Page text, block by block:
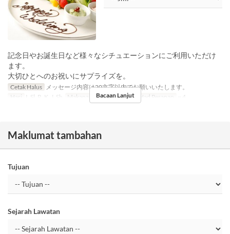
記念日やお誕生日など様々なシチュエーションにご利用いただけ
ます。
大切ひとへのお祝いにサプライズを。
Cetak Halus
メッセージ内容は20文字以内でお願いいたします。
Hari
I, Sl, R, K, J, Sb Makanan Makan Malam Had Pesanan ~ 4
Bacaan Lanjut
Maklumat tambahan
Tujuan
Sejarah Lawatan